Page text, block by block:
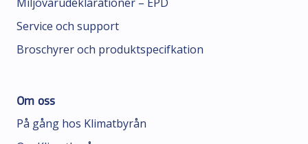
Service och support
Broschyrer och produktspecifkation
Om oss
På gång hos Klimatbyrån